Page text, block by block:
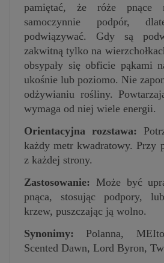
pamiętać, że róże pnące
samoczynnie podpór,
podwiązywać. Gdy są
zakwitną tylko na
obsypały się obficie pąkami
ukośnie lub poziomo. Nie
odżywianiu rośliny.
wymaga od niej wiele energii.
Orientacyjna rozstawa:
każdy metr kwadratowy. Przy
z każdej strony.
Zastosowanie: Może być
pnąca, stosując podpory,
krzew, puszczając ją wolno.
Synonimy: Polanna,
Scented Dawn, Lord Byron,